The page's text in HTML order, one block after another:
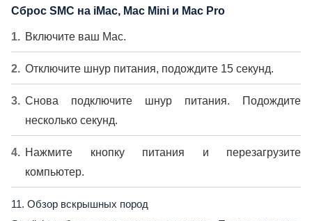
Сброс SMC на iMac, Mac Mini и Mac Pro
Включите ваш Mac.
Отключите шнур питания, подождите 15 секунд.
Снова подключите шнур питания. Подождите
несколько секунд.
Нажмите кнопку питания и перезагрузите
компьютер.
11. Обзор вскрышных пород